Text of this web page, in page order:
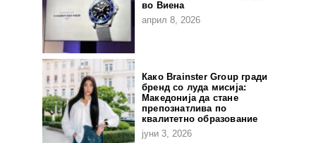
во Виена
април 8, 2026
Како Brainster Group гради
бренд со луда мисија:
Македонија да стане
препознатлива по
квалитетно образование
јуни 3, 2026